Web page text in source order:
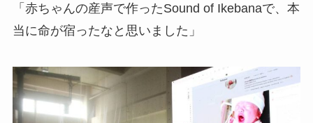
「赤ちゃんの産声で作ったSound of Ikebanaで、本
当に命が宿ったなと思いました」